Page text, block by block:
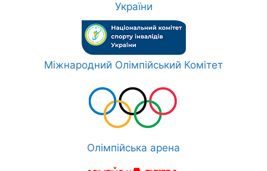
України
Міжнародний Олімпійський Комітет
Олімпійська арена